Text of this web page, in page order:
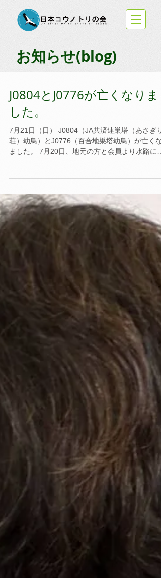
お知らせ(blog)
J0804とJ0776が亡くなりま
した。
7月21日（日） J0804（JA共済連巣塔（あさぎり
荘）幼鳥）とJ0776（百合地巣塔幼鳥）が亡くな
ました。 7月20日、地元の方と会員より水路にコ